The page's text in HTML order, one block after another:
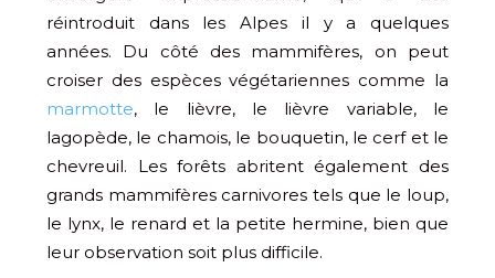
réintroduit dans les Alpes il y a quelques
années. Du côté des mammifères, on peut
croiser des espèces végétariennes comme la
marmotte, le lièvre, le lièvre variable, le
lagopède, le chamois, le bouquetin, le cerf et le
chevreuil. Les forêts abritent également des
grands mammifères carnivores tels que le loup,
le lynx, le renard et la petite hermine, bien que
leur observation soit plus difficile.